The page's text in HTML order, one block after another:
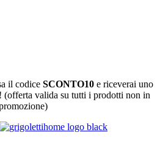
il codice SCONTO10e riceverai uno
(offerta valida su tutti i prodotti non in